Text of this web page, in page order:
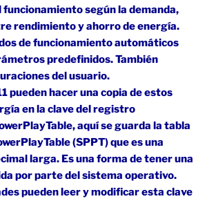
según la demanda,
rendimiento y ahorro de energía.
de funcionamiento automáticos
predefinidos. También
del usuario.
pueden hacer una copia de estos
en la clave del registro
aquí se guarda la tabla
(SPPT) que es una
larga. Es una forma de tener una
por parte del sistema operativo.
pueden leer y modificar esta clave